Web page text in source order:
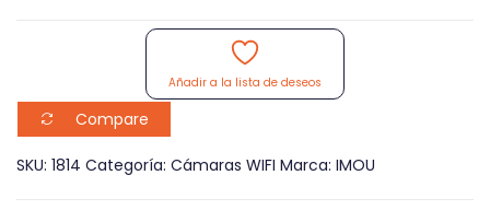
11MP
cantidad
Añadir a la lista de deseos
Compare
SKU: 1814 Categoría: Cámaras WIFI Marca: IMOU